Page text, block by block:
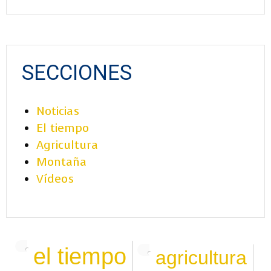
SECCIONES
Noticias
El tiempo
Agricultura
Montaña
Vídeos
el tiempo agricultura